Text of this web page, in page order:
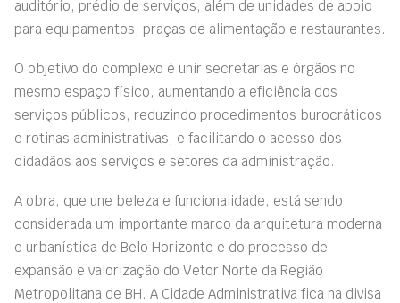
auditório, prédio de serviços, além de unidades de apoio
para equipamentos, praças de alimentação e restaurantes.
O objetivo do complexo é unir secretarias e órgãos no
mesmo espaço físico, aumentando a eficiência dos
serviços públicos, reduzindo procedimentos burocráticos
e rotinas administrativas, e facilitando o acesso dos
cidadãos aos serviços e setores da administração.
A obra, que une beleza e funcionalidade, está sendo
considerada um importante marco da arquitetura moderna
e urbanística de Belo Horizonte e do processo de
expansão e valorização do Vetor Norte da Região
Metropolitana de BH. A Cidade Administrativa fica na divisa